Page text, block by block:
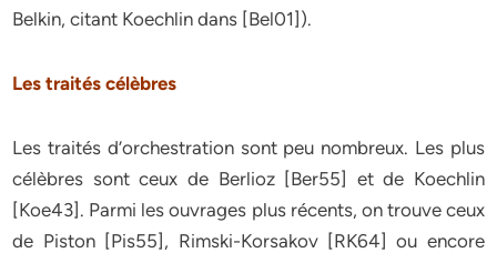
Belkin, citant Koechlin dans [Bel01]).
Les traités célèbres
Les traités d’orchestration sont peu nombreux. Les plus
célèbres sont ceux de Berlioz [Ber55] et de Koechlin
[Koe43]. Parmi les ouvrages plus récents, on trouve ceux
de Piston [Pis55], Rimski-Korsakov [RK64] ou encore